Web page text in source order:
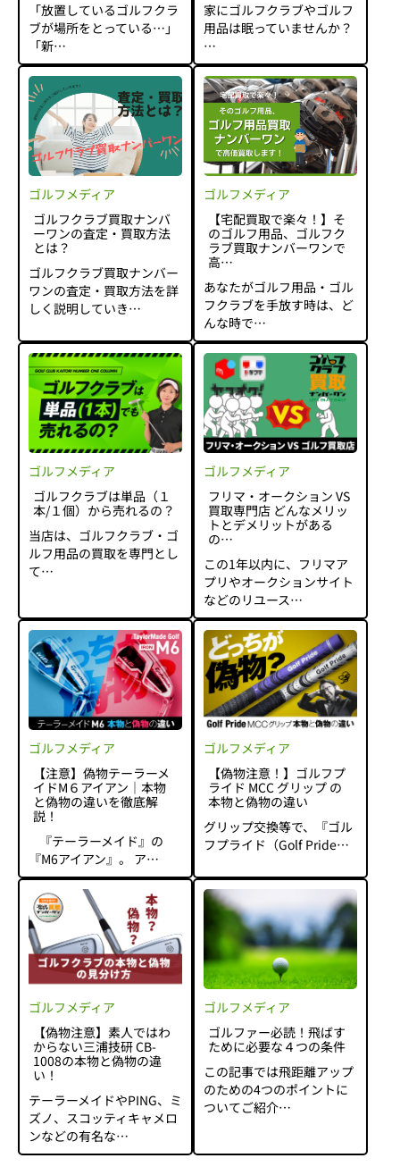
「放置しているゴルフクラ
ブが場所をとっている…」
「新…
家にゴルフクラブやゴルフ
用品は眠っていませんか？
…
ゴルフメディア
ゴルフクラブ買取ナンバ
ーワンの査定・買取方法
とは？
ゴルフクラブ買取ナンバー
ワンの査定・買取方法を詳
しく説明していき…
ゴルフメディア
【宅配買取で楽々！】そ
のゴルフ用品、ゴルフク
ラブ買取ナンバーワンで
高…
あなたがゴルフ用品・ゴル
フクラブを手放す時は、ど
んな時で…
ゴルフメディア
ゴルフクラブは単品（１
本/１個）から売れるの？
当店は、ゴルフクラブ・ゴ
ルフ用品の買取を専門とし
て…
ゴルフメディア
フリマ・オークション VS
買取専門店 どんなメリッ
トとデメリットがある
の…
この1年以内に、フリマア
プリやオークションサイト
などのリユース…
ゴルフメディア
【注意】偽物テーラーメ
イドM６アイアン｜本物
と偽物の違いを徹底解
説！
『テーラーメイド』の
『M6アイアン』。 ア…
ゴルフメディア
【偽物注意！】ゴルフプ
ライド MCC グリップ の
本物と偽物の違い
グリップ交換等で、『ゴル
フプライド（Golf Pride…
ゴルフメディア
【偽物注意】素人ではわ
からない三浦技研 CB-
1008の本物と偽物の違
い！
テーラーメイドやPING、ミ
ズノ、スコッティキャメロ
ンなどの有名な…
ゴルフメディア
ゴルファー必読！飛ばす
ために必要な４つの条件
この記事では飛距離アップ
のための4つのポイントに
ついてご紹介…